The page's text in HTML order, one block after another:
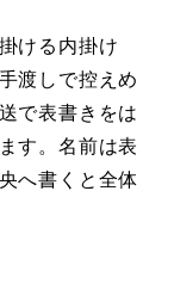
ける内掛け
渡しで控えめ
で表書きをは
す。名前は表
へ書くと全体